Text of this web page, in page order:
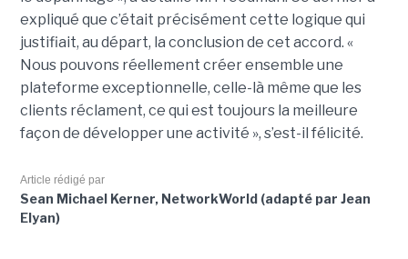
expliqué que c’était précisément cette logique qui
justifiait, au départ, la conclusion de cet accord. «
Nous pouvons réellement créer ensemble une
plateforme exceptionnelle, celle-là même que les
clients réclament, ce qui est toujours la meilleure
façon de développer une activité », s’est-il félicité.
Article rédigé par
Sean Michael Kerner, NetworkWorld (adapté par Jean
Elyan)